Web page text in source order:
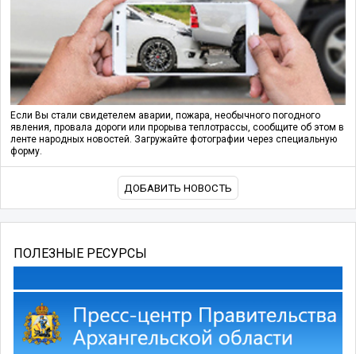
Если Вы стали свидетелем аварии, пожара, необычного погодного
явления, провала дороги или прорыва теплотрассы, сообщите об этом в
ленте народных новостей. Загружайте фотографии через специальную
форму.
ДОБАВИТЬ НОВОСТЬ
ПОЛЕЗНЫЕ РЕСУРСЫ